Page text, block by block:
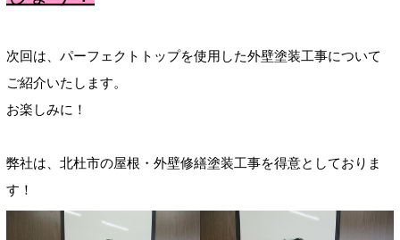
次回は、パーフェクトトップを使用した外壁塗装工事について
ご紹介いたします。
お楽しみに！
弊社は、北杜市の屋根・外壁修繕塗装工事を得意としておりま
す！